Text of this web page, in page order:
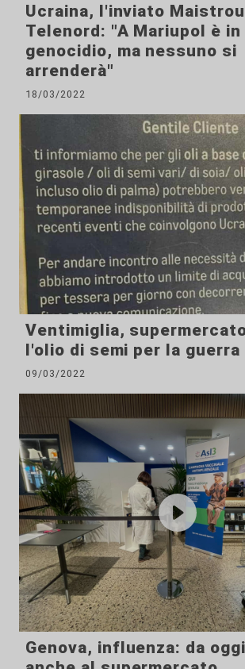
Ucraina, l'inviato
Telenord: "A Mariupol è
genocidio, ma nessuno si
arrenderà"
18/03/2022
Ventimiglia,
l'olio di semi per la guerra
09/03/2022
Genova, influenza: da